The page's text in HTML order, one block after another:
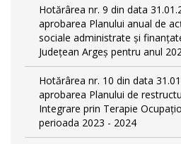
Hotărârea nr. 9 din data
aprobarea Planului anual de
sociale administrate și
Județean Argeș pentru anul
Hotărârea nr. 10 din data
aprobarea Planului de
Integrare prin Terapie
perioada 2023 - 2024